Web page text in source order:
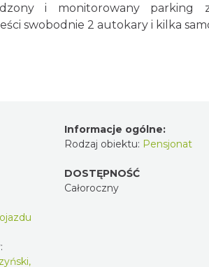
i monitorowany
swobodnie 2 autokary i kilka
Informacje ogólne:
Rodzaj obiektu: Pensjonat
DOSTĘPNOŚĆ
Całoroczny